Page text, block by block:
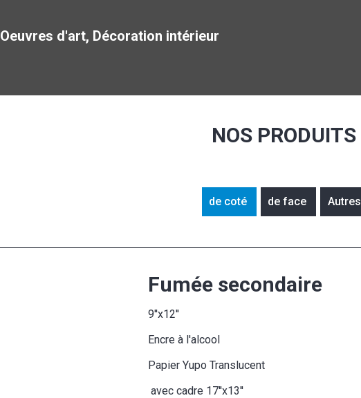
Oeuvres d'art, Décoration intérieur
NOS PRODUITS
de coté de face Autres
Fumée secondaire
9''x12''
Encre à l'alcool
Papier Yupo Translucent
avec cadre 17''x13''